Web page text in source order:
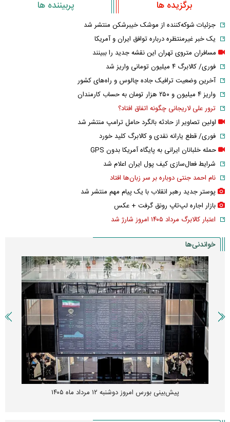
برگزیده ها پربیننده ها
جزئیات شوکه‌کننده از موشک خیبرشکن منتشر شد
یک خبر غیرمنتظره درباره توافق ایران و آمریکا
مسافران متروی تهران این نقشه جدید را ببینند
فوری/ کالابرگ ۴ میلیون تومانی واریز شد
آخرین وضعیت ترافیک جاده چالوس و راه‌های کشور
واریز ۴ میلیون و ۲۵۰ هزار تومان به حساب کارمندان
ترور علی لاریجانی چگونه اتفاق افتاد؟
اولین تصاویر از حادثه بالگرد حامل ترامپ منتشر شد
فوری/ قطع یارانه نقدی و کالابرگ کلید خورد
حمله خلبانان ایرانی به پایگاه آمریکا بدون GPS
شرایط فعال‌سازی کیف پول ایران اعلام شد
نام احمد جنتی دوباره بر سر زبان‌ها افتاد
پوستر جدید رهبر انقلاب با یک پیام مهم منتشر شد
بازار اجاره لپ‌تاپ رونق گرفت + عکس
اعتبار کالابرگ مرداد ۱۴۰۵ امروز شارژ شد
خواندنی‌ها
پیش‌بینی بورس امروز دوشنبه ۱۲ مرداد ماه ۱۴۰۵